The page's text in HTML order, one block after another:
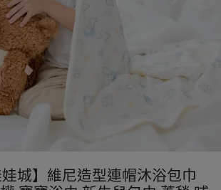
娃城】維尼造型連帽沐浴包巾